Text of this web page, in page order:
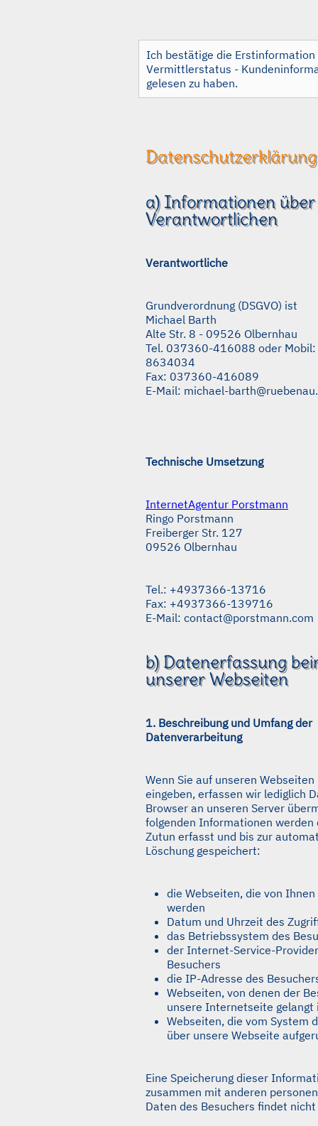
Ich bestätige die Erstinformation
Vermittlerstatus -
gelesen zu haben.
Datenschutzerklärung
a) Informationen
Verantwortlichen
Verantwortliche
Grundverordnung (DSGVO) ist
Michael Barth
Alte Str. 8 - 09526 Olbernhau
Tel. 037360-416088 oder
8634034
Fax: 037360-416089
E-Mail: michael-
Technische Umsetzung
InternetAgentur Porstmann
Ringo Porstmann
Freiberger Str. 127
09526 Olbernhau
Tel.: +4937366-13716
Fax: +4937366-139716
E-Mail: contact@porstmann.com
b) Datenerfassung
unserer Webseiten
1. Beschreibung und Umfang der
Datenverarbeitung
Wenn Sie auf unseren
eingeben, erfassen wir lediglich
Browser an unseren Server
folgenden Informationen werden
Zutun erfasst und bis zur
Löschung gespeichert:
die Webseiten, die von
werden
Datum und Uhrzeit des
das Betriebssystem des
der Internet-Service-
Besuchers
die IP-Adresse des
Webseiten, von denen der
unsere Internetseite gelangt
Webseiten, die vom System
über unsere Webseite
Eine Speicherung dieser
zusammen mit anderen
Daten des Besuchers findet